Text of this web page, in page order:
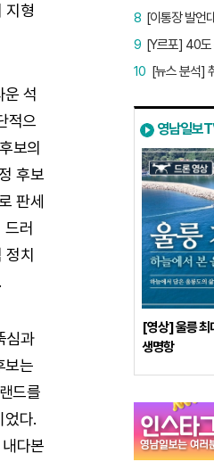
지형
운 석
적으
보의
후보
판세
러
치
심과
보는
드를
었다.
다본
8
9
10
영남일보
[영상] 울릉 최
생명항